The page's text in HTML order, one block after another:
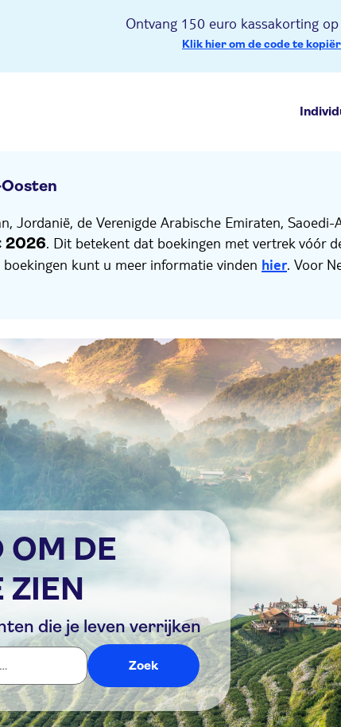
Ontvang 150 euro kassakorting
Klik hier om de code te
Jordanië, de Verenigde Arabische Emiraten,
2026. Dit betekent dat boekingen met vertrek vóór
kunt u meer informatie vinden hier. Voor
OM DE
ZIEN
die je leven verrijken
Zoek